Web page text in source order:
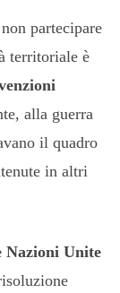
partecipare
territoriale è
alla guerra
il quadro
in altri
Nazioni Unite